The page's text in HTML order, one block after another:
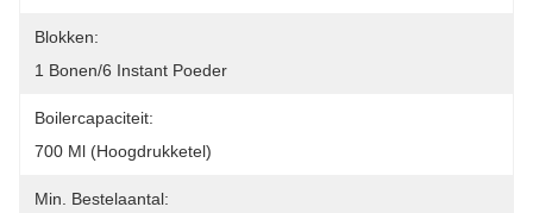
Blokken:
1 Bonen/6 Instant Poeder
Boilercapaciteit:
700 Ml (hoogdrukketel)
Min. Bestelaantal: